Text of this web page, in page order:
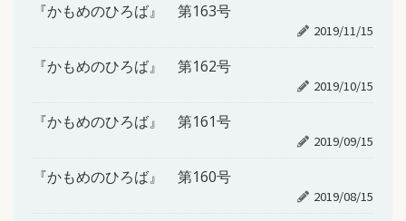
『かもめのひろば』 第163号
2019/11/15
『かもめのひろば』 第162号
2019/10/15
『かもめのひろば』 第161号
2019/09/15
『かもめのひろば』 第160号
2019/08/15